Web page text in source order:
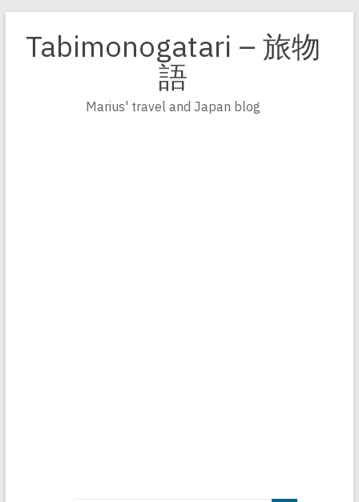
Inhalt
springen
Tabimonogatari – 旅物
語
Marius' travel and Japan blog